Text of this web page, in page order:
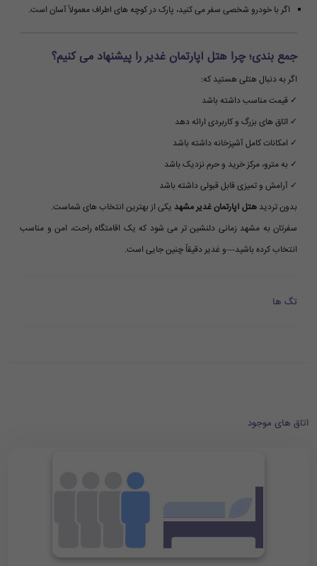
اگر با خودرو شخصی سفر می کنید، پارک در کوچه های اطراف معمولاً آسان است.
جمع بندی؛ چرا هتل آپارتمان غدیر را پیشنهاد می کنیم؟
اگر به دنبال هتلی هستید که:
✓ قیمت مناسب داشته باشد
✓ اتاق های بزرگ و کاربردی ارائه دهد
✓ امکانات کامل آشپزخانه داشته باشد
✓ به مترو، مرکز خرید و حرم نزدیک باشد
✓ آرامش و تمیزی قابل قبولی داشته باشد
بدون تردید هتل آپارتمان غدیر مشهد یکی از بهترین انتخاب های شماست.
سفرتان به مشهد زمانی دلنشین تر می شود که یک اقامتگاه راحت، امن و مناسب
انتخاب کرده باشید—و غدیر دقیقاً چنین جایی است.
تگ ها
اتاق های موجود